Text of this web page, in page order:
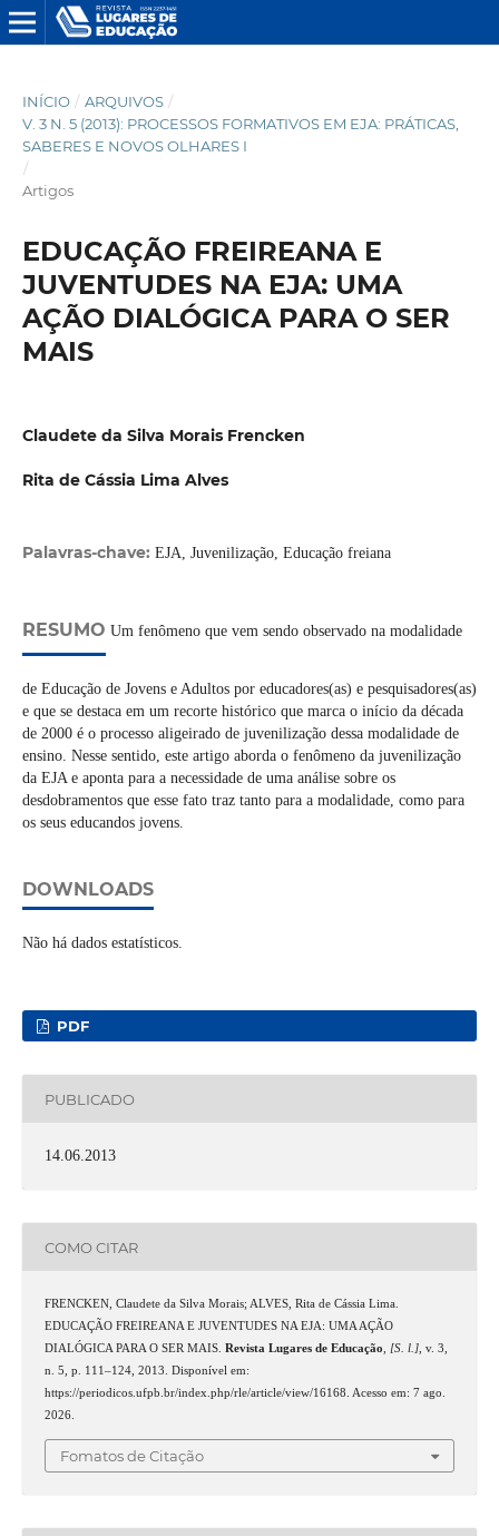
INÍCIO / ARQUIVOS /
V. 3 N. 5 (2013): PROCESSOS FORMATIVOS EM EJA: PRÁTICAS,
SABERES E NOVOS OLHARES I
/
Artigos
EDUCAÇÃO FREIREANA E
JUVENTUDES NA EJA: UMA
AÇÃO DIALÓGICA PARA O SER
MAIS
Claudete da Silva Morais Frencken
Rita de Cássia Lima Alves
Palavras-chave: EJA, Juvenilização, Educação freiana
RESUMO Um fenômeno que vem sendo observado na modalidade
de Educação de Jovens e Adultos por educadores(as) e pesquisadores(as)
e que se destaca em um recorte histórico que marca o início da década
de 2000 é o processo aligeirado de juvenilização dessa modalidade de
ensino. Nesse sentido, este artigo aborda o fenômeno da juvenilização
da EJA e aponta para a necessidade de uma análise sobre os
desdobramentos que esse fato traz tanto para a modalidade, como para
os seus educandos jovens.
DOWNLOADS
Não há dados estatísticos.
PDF
PUBLICADO
14.06.2013
COMO CITAR
FRENCKEN, Claudete da Silva Morais; ALVES, Rita de Cássia Lima.
EDUCAÇÃO FREIREANA E JUVENTUDES NA EJA: UMA AÇÃO
DIALÓGICA PARA O SER MAIS. Revista Lugares de Educação [S. l.], v. 3,
n. 5, p. 111–124, 2013. Disponível em:
https://periodicos.ufpb.br/index.php/rle/article/view/16168. Acesso em: 7 ago.
2026.
Fomatos de Citação